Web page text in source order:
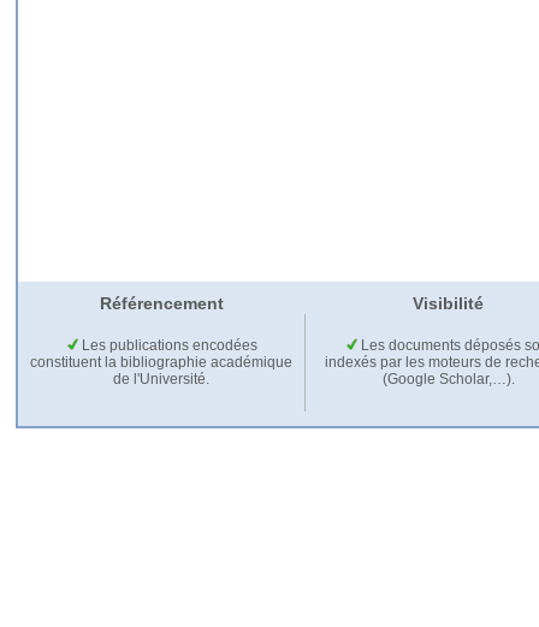
Référencement Visibilité
Les publications encodées
constituent la bibliographie académique
de l'Université.
Les documents déposés
indexés par les moteurs de
(Google Scholar,…).